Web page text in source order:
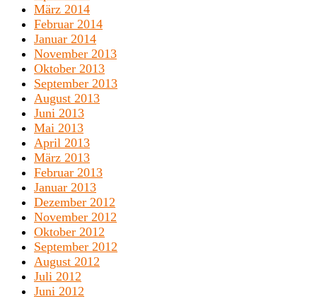
März 2014
Februar 2014
Januar 2014
November 2013
Oktober 2013
September 2013
August 2013
Juni 2013
Mai 2013
April 2013
März 2013
Februar 2013
Januar 2013
Dezember 2012
November 2012
Oktober 2012
September 2012
August 2012
Juli 2012
Juni 2012